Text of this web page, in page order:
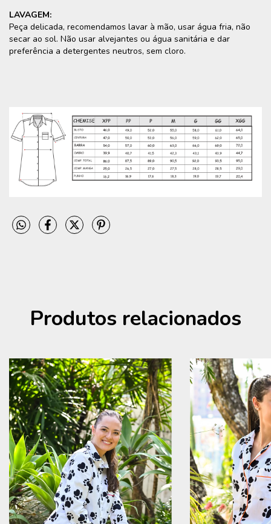
LAVAGEM:
Peça delicada, recomendamos lavar à mão, usar água fria, não
secar ao sol. Não usar alvejantes ou água sanitária e dar
preferência a detergentes neutros, sem cloro.
Produtos relacionados